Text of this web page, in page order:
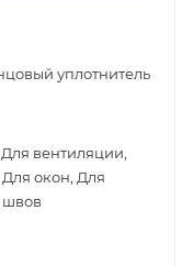
уплотнитель
вентиляции,
окон, Для
швов